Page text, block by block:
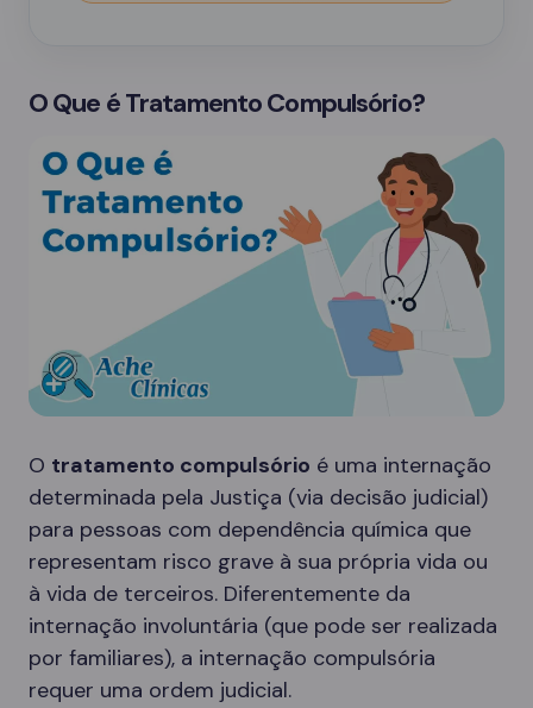
O Que é Tratamento Compulsório?
O tratamento compulsório é uma internação
determinada pela Justiça (via decisão judicial)
para pessoas com dependência química que
representam risco grave à sua própria vida ou
à vida de terceiros. Diferentemente da
internação involuntária (que pode ser realizada
por familiares), a internação compulsória
requer uma ordem judicial.